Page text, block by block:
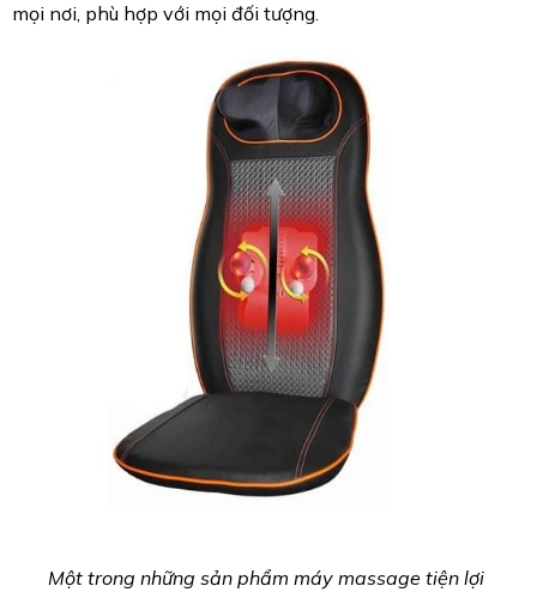
mọi nơi, phù hợp với mọi đối tượng.
Một trong những sản phẩm máy massage tiện lợi